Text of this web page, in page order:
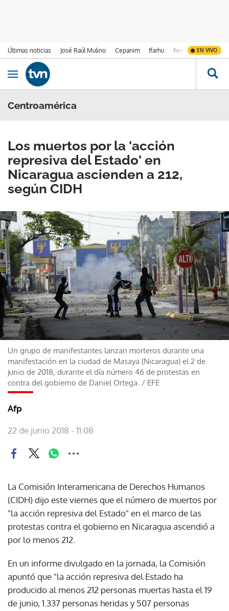
Últimas noticias José Raúl Mulino Cepanim Ifarhu Fenómeno de El
EN VIVO
Ir al contenido
Obrir navegació
Centroamérica
Los muertos por la 'acción
represiva del Estado' en
Nicaragua ascienden a 212,
según CIDH
Un grupo de manifestantes lanzan morteros durante una
manifestación en la ciudad de Masaya (Nicaragua) el 2 de
junio de 2018, durante el día número 46 de protestas en
contra del gobierno de Daniel Ortega. / EFE
Afp
22 de junio 2018 - 11:08
La Comisión Interamericana de Derechos Humanos
(CIDH) dijo este viernes que el número de muertos por
"la acción represiva del Estado" en el marco de las
protestas contra el gobierno en Nicaragua ascendió a
por lo menos 212.
En un informe divulgado en la jornada, la Comisión
apuntó que "la acción represiva del Estado ha
producido al menos 212 personas muertas hasta el 19
de junio, 1.337 personas heridas y 507 personas